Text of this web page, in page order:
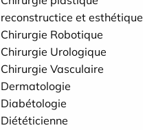
reconstructice et esthétique
Chirurgie Robotique
Chirurgie Urologique
Chirurgie Vasculaire
Dermatologie
Diabétologie
Diététicienne